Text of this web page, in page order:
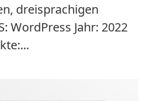
dreisprachigen
WordPress Jahr: 2022